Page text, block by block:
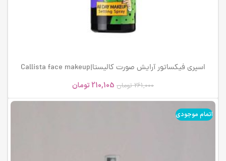
اسپری فیکساتور آرایش صورت کالیستا|Callista face makeup
261,000 تومان 210,105تومان
اتمام موجودی